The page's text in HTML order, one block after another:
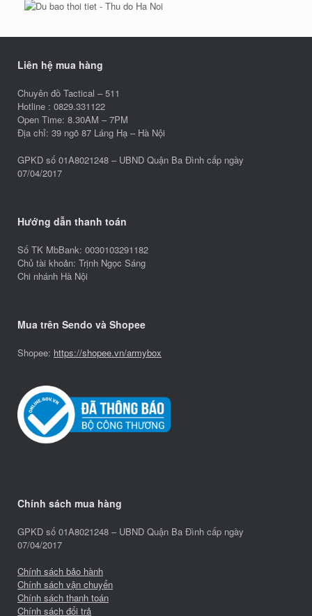
Liên hệ mua hàng
Chuyên đồ Tactical – 511
Hotline : 0829.331122
Open Time: 8.30AM – 7PM
Địa chỉ: 39 ngõ 87 Láng Hạ – Hà Nội
GPKD số 01A8021248 – UBND Quận Ba Đình cấp ngày
07/04/2017
Hướng dẫn thanh toán
Số TK MbBank: 0030103291182
Chủ tài khoản: Trịnh Ngọc Sáng
Chi nhánh Hà Nội
Mua trên Sendo và Shopee
Shopee: https://shopee.vn/armybox
Chính sách mua hàng
GPKD số 01A8021248 – UBND Quận Ba Đình cấp ngày
07/04/2017
Chính sách bảo hành
Chính sách vận chuyển
Chính sách thanh toán
Chính sách đổi trả